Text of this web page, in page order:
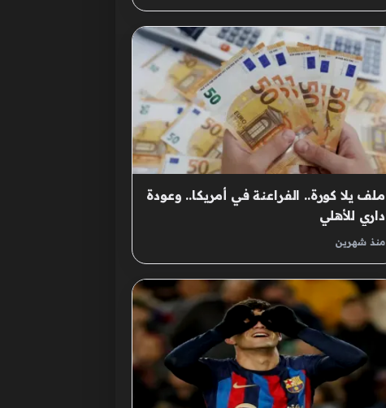
ملف يلا كورة.. الفراعنة في أمريكا.. وعودة
داري للأهلي
منذ شهرين